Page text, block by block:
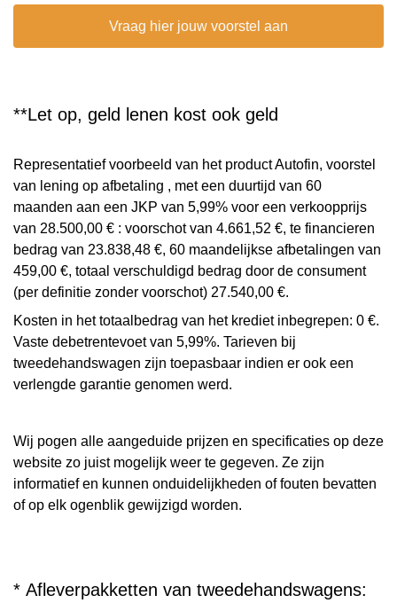
Vraag hier jouw voorstel aan
**Let op, geld lenen kost ook geld
Representatief voorbeeld van het product Autofin, voorstel
van lening op afbetaling , met een duurtijd van 60
maanden aan een JKP van 5,99% voor een verkoopprijs
van 28.500,00 € : voorschot van 4.661,52 €, te financieren
bedrag van 23.838,48 €, 60 maandelijkse afbetalingen van
459,00 €, totaal verschuldigd bedrag door de consument
(per definitie zonder voorschot) 27.540,00 €.
Kosten in het totaalbedrag van het krediet inbegrepen: 0 €.
Vaste debetrentevoet van 5,99%. Tarieven bij
tweedehandswagen zijn toepasbaar indien er ook een
verlengde garantie genomen werd.
Wij pogen alle aangeduide prijzen en specificaties op deze
website zo juist mogelijk weer te gegeven. Ze zijn
informatief en kunnen onduidelijkheden of fouten bevatten
of op elk ogenblik gewijzigd worden.
* Afleverpakketten van tweedehandswagens: